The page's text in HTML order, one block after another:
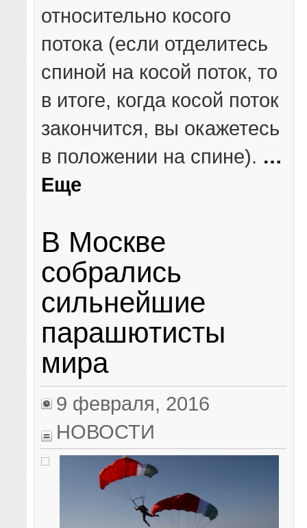
относительно косого
потока (если отделитесь
спиной на косой поток, то
в итоге, когда косой поток
закончится, вы окажетесь
в положении на спине). …
Еще
В Москве
собрались
сильнейшие
парашютисты
мира
9 февраля, 2016
НОВОСТИ